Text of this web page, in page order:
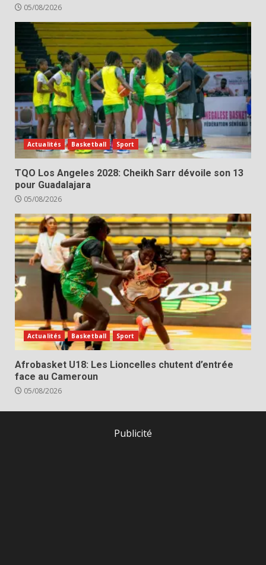
05/08/2026
Actualités Basketball Sport
TQO Los Angeles 2028: Cheikh Sarr dévoile son 13
pour Guadalajara
05/08/2026
Actualités Basketball Sport
Afrobasket U18: Les Lioncelles chutent d’entrée
face au Cameroun
05/08/2026
Publicité